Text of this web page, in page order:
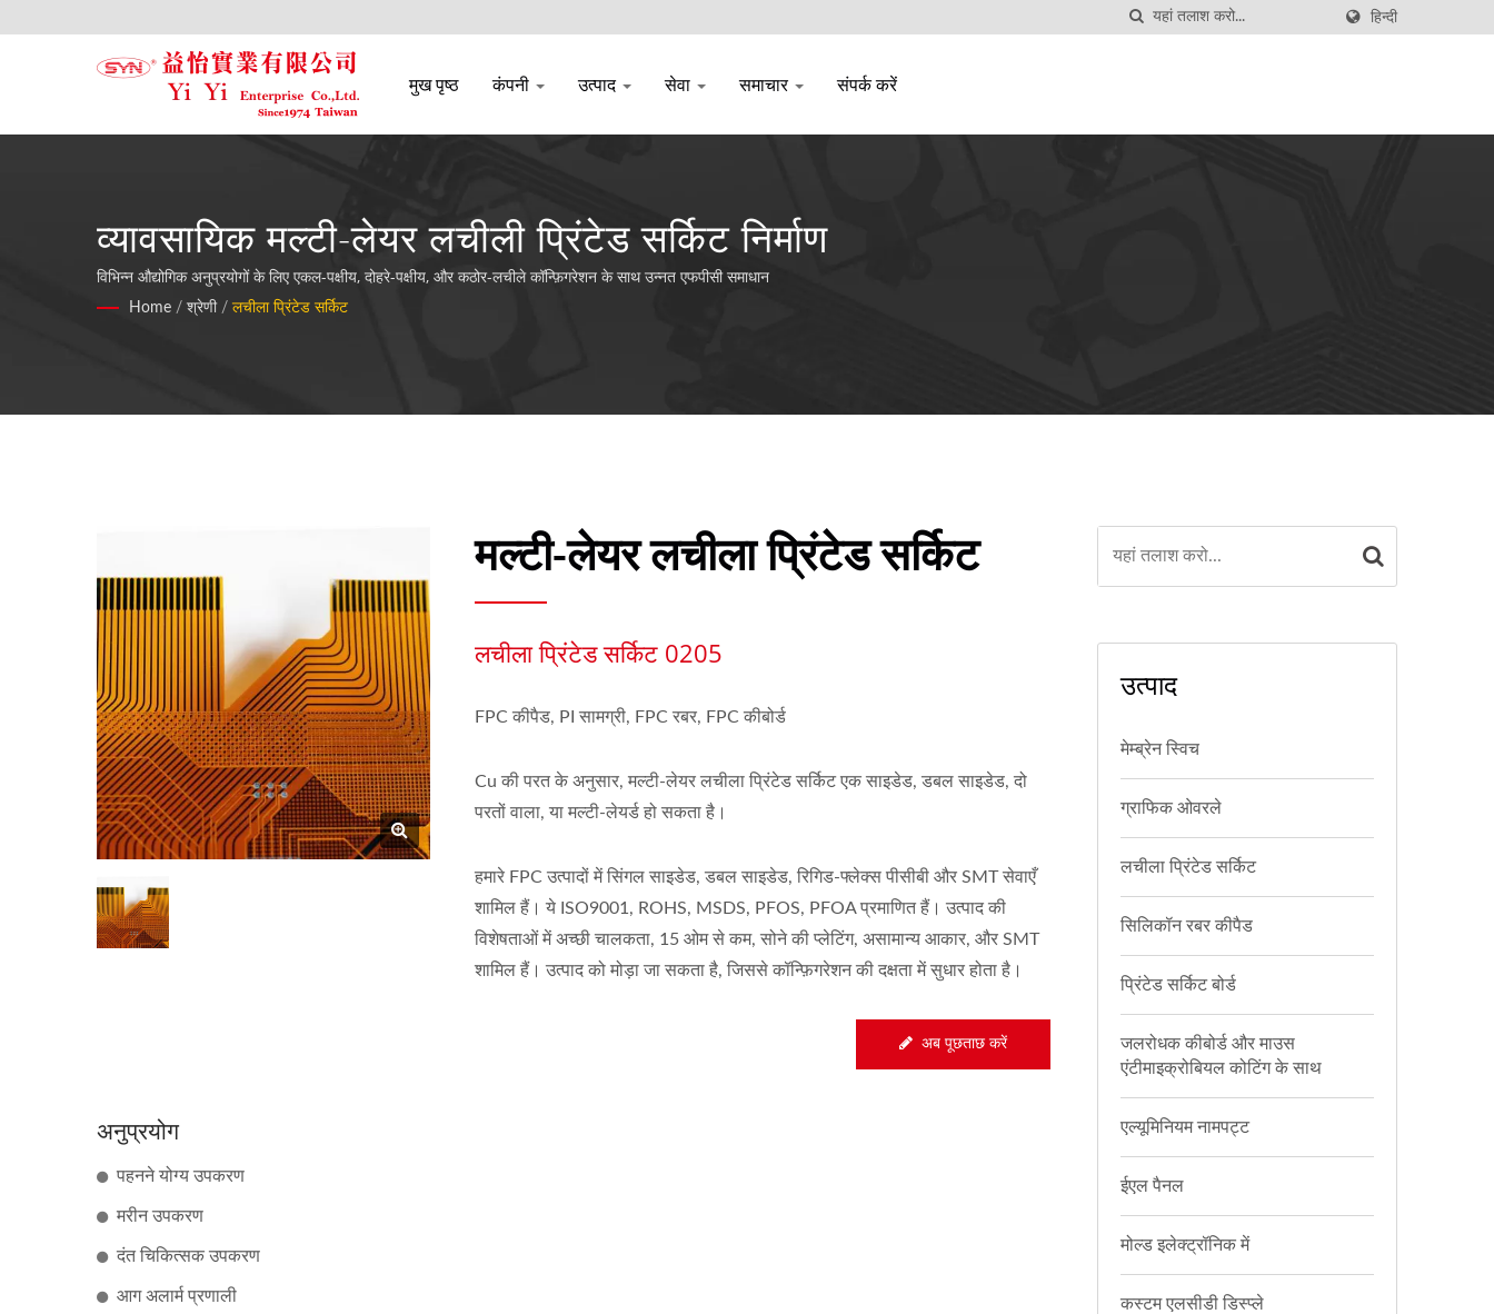
हिन्दी
मुख पृष्ठ कंपनी उत्पाद सेवा समाचार संपर्क करें
व्यावसायिक मल्टी-लेयर लचीली प्रिंटेड सर्किट निर्माण
विभिन्न औद्योगिक अनुप्रयोगों के लिए एकल-पक्षीय, दोहरे-पक्षीय, और कठोर-लचीले कॉन्फ़िगरेशन के साथ उन्नत एफपीसी समाधान
Home / श्रेणी / लचीला प्रिंटेड सर्किट
मल्टी-लेयर लचीला प्रिंटेड सर्किट
लचीला प्रिंटेड सर्किट 0205
FPC कीपैड, PI सामग्री, FPC रबर, FPC कीबोर्ड
Cu की परत के अनुसार, मल्टी-लेयर लचीला प्रिंटेड सर्किट एक साइडेड, डबल साइडेड, दो
परतों वाला, या मल्टी-लेयर्ड हो सकता है।
हमारे FPC उत्पादों में सिंगल साइडेड, डबल साइडेड, रिगिड-फ्लेक्स पीसीबी और SMT सेवाएँ
शामिल हैं। ये ISO9001, ROHS, MSDS, PFOS, PFOA प्रमाणित हैं। उत्पाद की
विशेषताओं में अच्छी चालकता, 15 ओम से कम, सोने की प्लेटिंग, असामान्य आकार, और SMT
शामिल हैं। उत्पाद को मोड़ा जा सकता है, जिससे कॉन्फ़िगरेशन की दक्षता में सुधार होता है।
अब पूछताछ करें
अनुप्रयोग
पहनने योग्य उपकरण
मरीन उपकरण
दंत चिकित्सक उपकरण
आग अलार्म प्रणाली
उत्पाद
मेम्ब्रेन स्विच
ग्राफिक ओवरले
लचीला प्रिंटेड सर्किट
सिलिकॉन रबर कीपैड
प्रिंटेड सर्किट बोर्ड
जलरोधक कीबोर्ड और माउस
एंटीमाइक्रोबियल कोटिंग के साथ
एल्यूमिनियम नामपट्ट
ईएल पैनल
मोल्ड इलेक्ट्रॉनिक में
कस्टम एलसीडी डिस्प्ले